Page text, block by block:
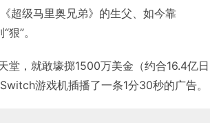
超级马里奥兄弟》的生父、如今靠
”。
堂，就敢壕掷1500万美金（约合16.4亿日
游戏机插播了一条1分30秒的广告。